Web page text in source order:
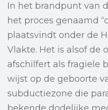
In het brandpunt van
het proces genaamd
plaatsvindt onder de
Vlakte. Het is alsof de
afschilfert als fragiele
wijst op de geboorte
subductiezone die